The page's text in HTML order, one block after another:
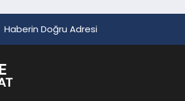
Haberin Doğru Adresi